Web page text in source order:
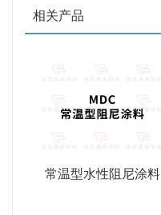
相关产品
常温型水性阻尼涂料